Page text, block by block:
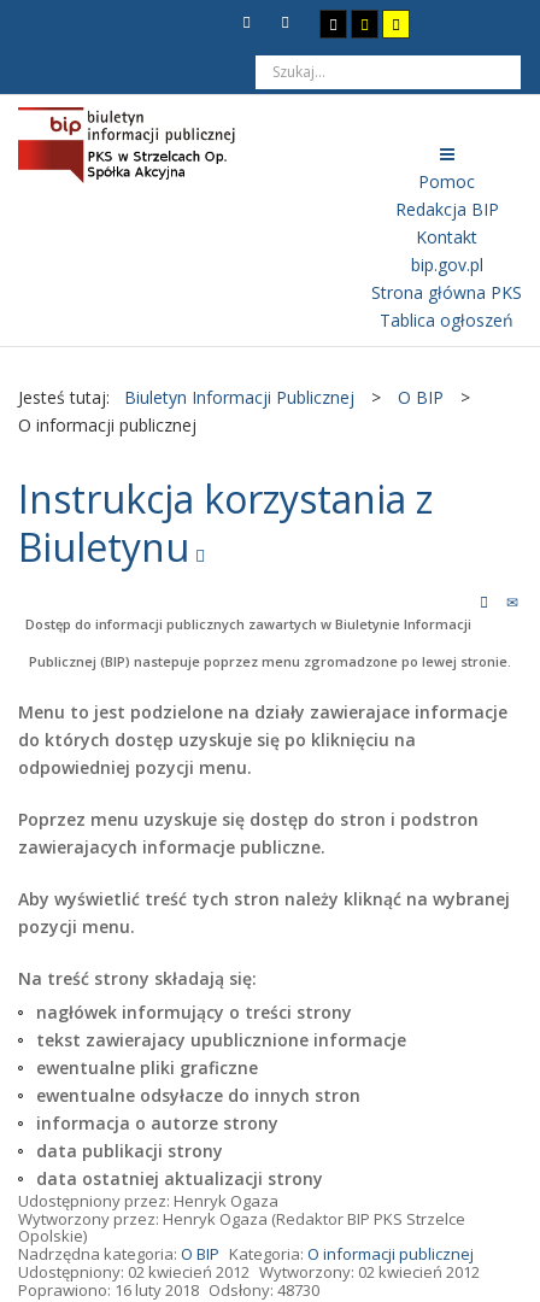
Pomoc
Redakcja BIP
Kontakt
bip.gov.pl
Strona główna PKS
Tablica ogłoszeń
Jesteś tutaj: Biuletyn Informacji Publicznej > O BIP
>
O informacji publicznej
Instrukcja korzystania z
Biuletynu
Dostęp do informacji publicznych zawartych w Biuletynie Informacji
Publicznej (BIP) nastepuje poprzez menu zgromadzone po lewej stronie.
Menu to jest podzielone na działy zawierajace informacje
do których dostęp uzyskuje się po kliknięciu na
odpowiedniej pozycji menu.
Poprzez menu uzyskuje się dostęp do stron i podstron
zawierajacych informacje publiczne.
Aby wyświetlić treść tych stron należy kliknąć na wybranej
pozycji menu.
Na treść strony składają się:
nagłówek informujący o treści strony
tekst zawierajacy upublicznione informacje
ewentualne pliki graficzne
ewentualne odsyłacze do innych stron
informacja o autorze strony
data publikacji strony
data ostatniej aktualizacji strony
Udostępniony przez: Henryk Ogaza
Wytworzony przez: Henryk Ogaza (Redaktor BIP PKS Strzelce
Opolskie)
Nadrzędna kategoria: O BIP Kategoria: O informacji publicznej
Udostępniony: 02 kwiecień 2012 Wytworzony: 02 kwiecień 2012
Poprawiono: 16 luty 2018 Odsłony: 48730